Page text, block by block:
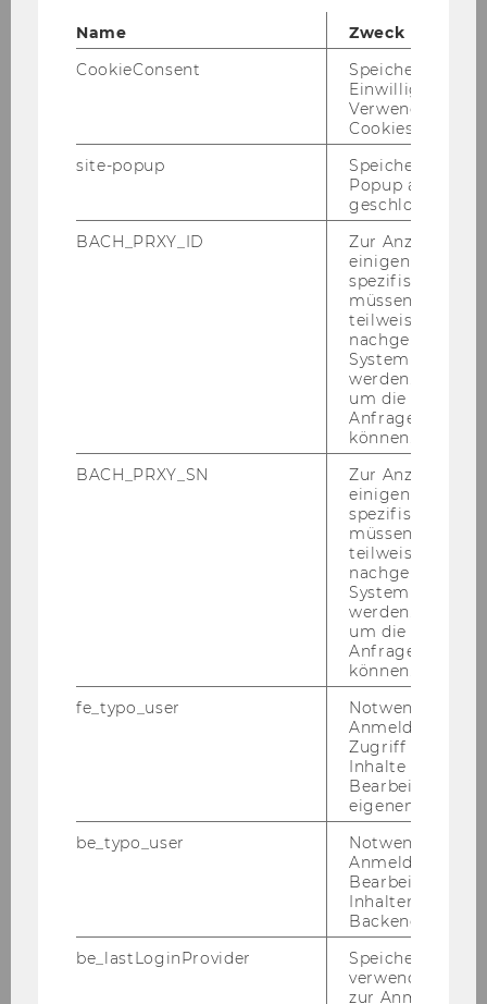
Veranstaltungen
Videokonferenz "COVID-
19 Covid-19-Pandemie,
Lockdown und die Folgen
für den dritten Sektor"
von NPO-Institut und IGO
Entrepreneurship Center
Inside Impact - Der
Podcast mit Wirkung
Themenschwerpunkt
Impact Investing
Themenschwerpunkt
Vereins- und Steuerrecht von
Höhne und Lummerstorfer
Der Vereinsname
Name
Zweck
CookieConsent
Speichert Ihre
Einwilligung zur
Verwendung von
Cookies.
site-popup
Speichert ob ein
Popup
geschlossen
BACH_PRXY_ID
Zur Anzeige von
einigen WU-
spezifischen
müssen
teilweise von
nachgelagerten
System
werden.
um die Antwort
Anfrage
können.
BACH_PRXY_SN
Zur Anzeige von
einigen WU-
spezifischen
müssen
teilweise von
nachgelagerten
System
werden.
um die Antwort
Anfrage
können.
fe_typo_user
Notwendig für
Anmeldung und
Zugriff auf
Inhalte oder zur
Bearbeitung des
eigenen Profils.
be_typo_user
Notwendig für
Anmeldung und
Bearbeitung von
Inhalten im
Backend.
be_lastLoginProvider
Speichert die
verwendete
zur Anmeldung